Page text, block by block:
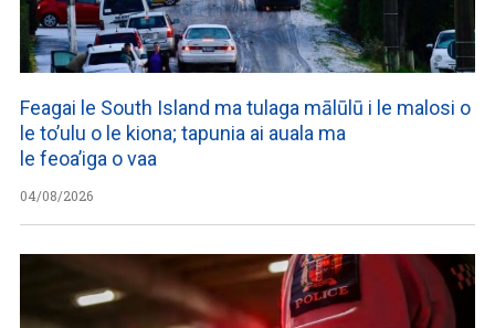
Feagai le South Island ma tulaga mālūlū i le malosi o
le to’ulu o le kiona; tapunia ai auala ma
le feoa’iga o vaa
04/08/2026